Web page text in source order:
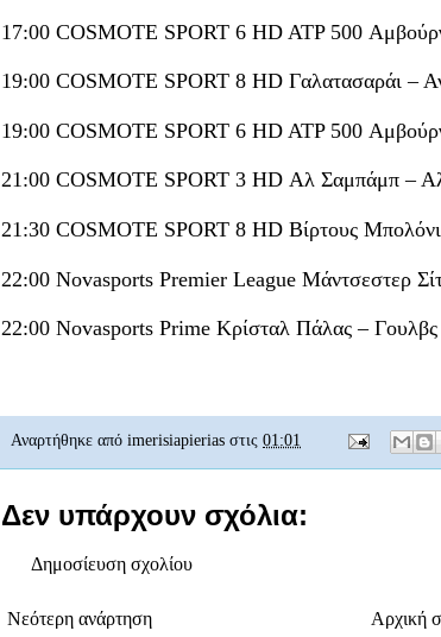
17:00 COSMOTE SPORT 6 HD ATP 500
19:00 COSMOTE SPORT 8 HD Γαλατασαράι –
19:00 COSMOTE SPORT 6 HD ATP 500
21:00 COSMOTE SPORT 3 HD Αλ Σαμπάμπ – Αλ
21:30 COSMOTE SPORT 8 HD Βίρτους
22:00 Novasports Premier League Μάντσεστερ
22:00 Novasports Prime Κρίσταλ Πάλας –
Αναρτήθηκε από imerisiapierias στις 01:01
Δεν υπάρχουν σχόλια:
Δημοσίευση σχολίου
Νεότερη ανάρτηση Αρχική